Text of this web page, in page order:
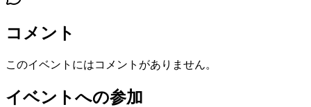
コメント
このイベントにはコメントがありません。
イベントへの参加